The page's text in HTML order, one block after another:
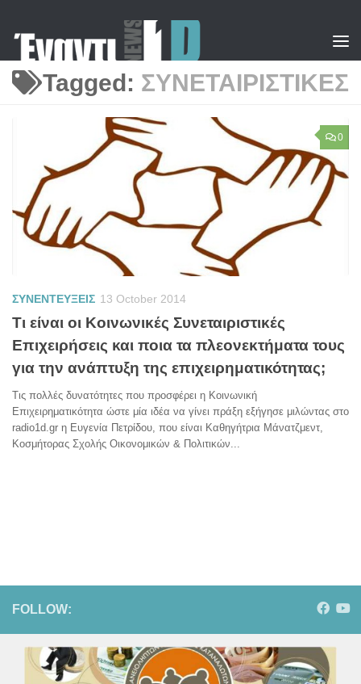
Tagged: ΣΥΝΕΤΑΙΡΙΣΤΙΚΕΣ
0
ΣΥΝΕΝΤΕΥΞΕΙΣ 13 October 2014
Τι είναι οι Κοινωνικές Συνεταιριστικές
Επιχειρήσεις και ποια τα πλεονεκτήματα τους
για την ανάπτυξη της επιχειρηματικότητας;
Τις πολλές δυνατότητες που προσφέρει η Κοινωνική
Επιχειρηματικότητα ώστε μία ιδέα να γίνει πράξη εξήγησε μιλώντας στο
radio1d.gr η Ευγενία Πετρίδου, που είναι Καθηγήτρια Μάνατζμεντ,
Κοσμήτορας Σχολής Οικονομικών & Πολιτικών...
FOLLOW: